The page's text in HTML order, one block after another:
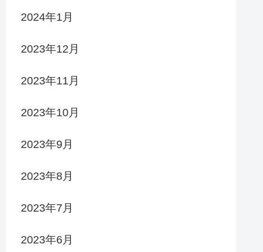
2024年1月
2023年12月
2023年11月
2023年10月
2023年9月
2023年8月
2023年7月
2023年6月